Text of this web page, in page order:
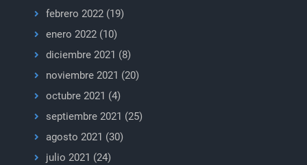
febrero 2022(19)
enero 2022(10)
diciembre 2021 (8)
noviembre 2021 (20)
octubre 2021 (4)
septiembre 2021 (25)
agosto 2021 (30)
julio 2021 (24)